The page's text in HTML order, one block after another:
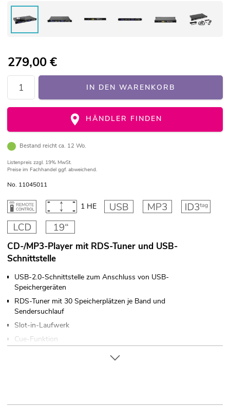
279,00€
IN DEN WARENKORB
HÄNDLER FINDEN
Bestand reicht ca. 12 Wo.
Listenpreis zzgl. 19% MwSt.
Preise im Fachhandel ggf. abweichend.
No. 11045011
1 HE
CD-/MP3-Player mit RDS-Tuner und USB-
Schnittstelle
USB-2.0-Schnittstelle zum Anschluss von USB-
Speichergeräten
RDS-Tuner mit 30 Speicherplätzen je Band und
Sendersuchlauf
Slot-in-Laufwerk
Cue-Funktion